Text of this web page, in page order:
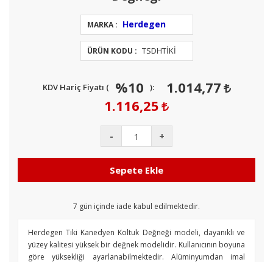
MARKA : Herdegen
ÜRÜN KODU : TSDHTİKİ
KDV Hariç Fiyatı ( %10 ):
1.014,77
1.116,25
- +
Sepete Ekle
7 gün içinde iade kabul edilmektedir.
Herdegen Tiki Kanedyen Koltuk Değneği modeli, dayanıklı ve
yüzey kalitesi yüksek bir değnek modelidir. Kullanıcının boyuna
göre yüksekliği ayarlanabilmektedir. Alüminyumdan imal